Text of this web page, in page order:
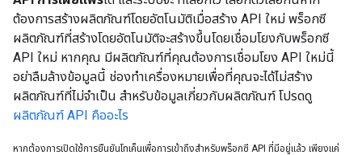
ต้องการสร้างผลิตภัณฑ์โดยอัตโนมัติเมื่อสร้าง API ใหม่ พร็อกซี
ผลิตภัณฑ์ที่สร้างโดยอัตโนมัติจะสร้างขึ้นโดยเชื่อมโยงกับพร็อกซี
API ใหม่ หากคุณ มีผลิตภัณฑ์ที่คุณต้องการเชื่อมโยง API ใหม่นี้
อย่าลืมล้างข้อมูลนี้ ช่องทำเครื่องหมายเพื่อที่คุณจะได้ไม่สร้าง
ผลิตภัณฑ์ที่ไม่จำเป็น สำหรับข้อมูลเกี่ยวกับผลิตภัณฑ์ โปรดดู
ผลิตภัณฑ์ API คืออะไร
หากต้องการเปิดใช้การยืนยันโทเค็นเพื่อการเข้าถึงสำหรับพร็อกซี API ที่มีอยู่แล้ว เพียงแค่